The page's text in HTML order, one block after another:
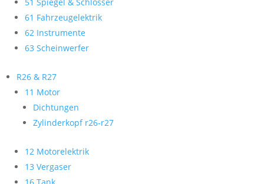
61 Fahrzeugelektrik
62 Instrumente
63 Scheinwerfer
R26 & R27
11 Motor
Dichtungen
Zylinderkopf r26-r27
12 Motorelektrik
13 Vergaser